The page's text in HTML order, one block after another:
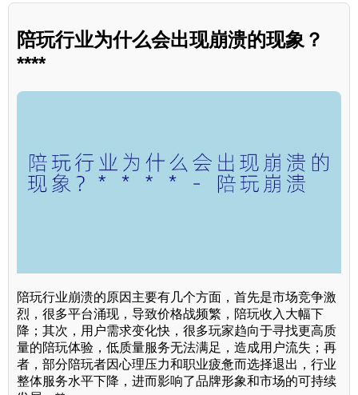
陪玩行业为什么会出现崩溃的现象？
****
陪玩行业崩溃的原因主要有几个方面，首先是市场竞争激
烈，很多平台涌现，导致价格战频繁，陪玩收入大幅下
降；其次，用户需求变化快，很多玩家趋向于寻找更高质
量的陪玩体验，低质量服务无法满足，造成用户流失；再
者，部分陪玩者因心理压力和职业疲惫而选择退出，行业
整体服务水平下降，进而影响了品牌形象和市场的可持续